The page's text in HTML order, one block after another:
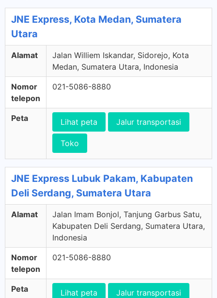
JNE Express, Kota Medan, Sumatera
Utara
Alamat
Jalan Williem Iskandar, Sidorejo, Kota
Medan, Sumatera Utara, Indonesia
Nomor
telepon
021-5086-8880
Peta Lihat peta Jalur transportasi
Toko
JNE Express Lubuk Pakam, Kabupaten
Deli Serdang, Sumatera Utara
Alamat
Jalan Imam Bonjol, Tanjung Garbus Satu,
Kabupaten Deli Serdang, Sumatera Utara,
Indonesia
Nomor
telepon
021-5086-8880
Peta Lihat peta Jalur transportasi